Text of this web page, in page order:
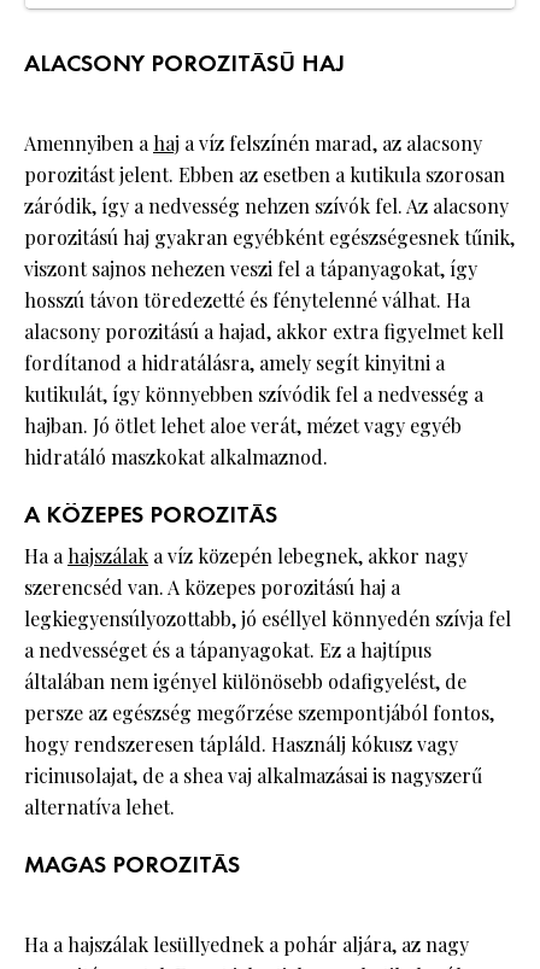
ALACSONY POROZITÁSÚ HAJ
Amennyiben ahaj a víz felszínén marad, az alacsony
porozitást jelent. Ebben az esetben a kutikula szorosan
záródik, így a nedvesség nehzen szívók fel. Az alacsony
porozitású haj gyakran egyébként egészségesnek tűnik,
viszont sajnos nehezen veszi fel a tápanyagokat, így
hosszú távon töredezetté és fénytelenné válhat. Ha
alacsony porozitású a hajad, akkor extra figyelmet kell
fordítanod a hidratálásra, amely segít kinyitni a
kutikulát, így könnyebben szívódik fel a nedvesség a
hajban. Jó ötlet lehet aloe verát, mézet vagy egyéb
hidratáló maszkokat alkalmaznod.
A KÖZEPES POROZITÁS
Ha ahajszálak a víz közepén lebegnek, akkor nagy
szerencséd van. A közepes porozitású haj a
legkiegyensúlyozottabb, jó eséllyel könnyedén szívja fel
a nedvességet és a tápanyagokat. Ez a hajtípus
általában nem igényel különösebb odafigyelést, de
persze az egészség megőrzése szempontjából fontos,
hogy rendszeresen tápláld. Használj kókusz vagy
ricinusolajat, de a shea vaj alkalmazásai is nagyszerű
alternatíva lehet.
MAGAS POROZITÁS
Ha a hajszálak lesüllyednek a pohár aljára, az nagy